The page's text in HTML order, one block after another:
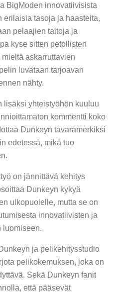
BigModen innovatiivisista
erilaisia tasoja ja haasteita,
pelaajien taitoja ja
kyse sitten petollisten
askarruttavien
luvataan tarjoavan
nähty.
lisäksi yhteistyöhön kuuluu
kommentti koko
Dunkeyn tavaramerkiksi
edetessä, mikä tuo
on jännittävä kehitys
Dunkeyn kykyä
ulkopuolelle, mutta se on
innovatiivisten ja
luomiseen.
ja pelikehitysstudio
pelikokemuksen, joka on
Sekä Dunkeyn fanit
että pääsevät